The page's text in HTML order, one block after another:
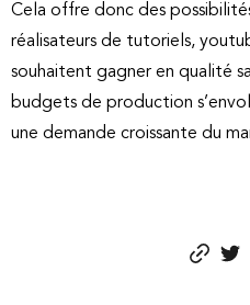
Cela offre donc des
réalisateurs de tutoriels,
souhaitent gagner en qualité
budgets de production
une demande croissante du